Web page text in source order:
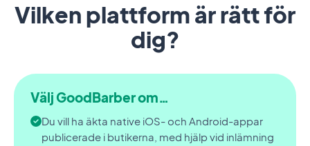
Vilken plattform är rätt för
dig?
Välj GoodBarber om…
Du vill ha äkta native iOS- och Android-appar
publicerade i butikerna, med hjälp vid inlämning